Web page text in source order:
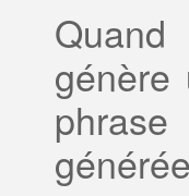
génère